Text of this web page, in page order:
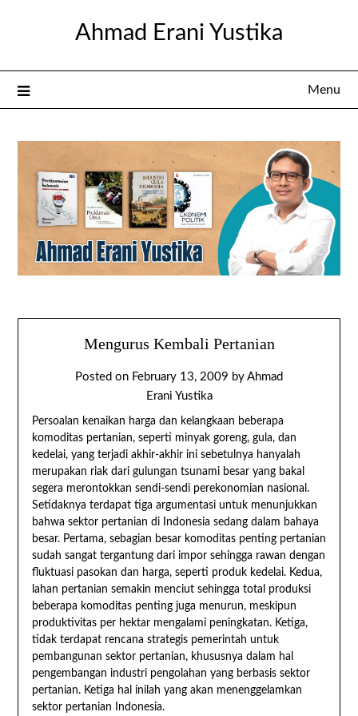
Ahmad Erani Yustika
Menu
Mengurus Kembali Pertanian
Posted on February 13, 2009 by Ahmad
Erani Yustika
Persoalan kenaikan harga dan kelangkaan beberapa
komoditas pertanian, seperti minyak goreng, gula, dan
kedelai, yang terjadi akhir-akhir ini sebetulnya hanyalah
merupakan riak dari gulungan tsunami besar yang bakal
segera merontokkan sendi-sendi perekonomian nasional.
Setidaknya terdapat tiga argumentasi untuk menunjukkan
bahwa sektor pertanian di Indonesia sedang dalam bahaya
besar. Pertama, sebagian besar komoditas penting pertanian
sudah sangat tergantung dari impor sehingga rawan dengan
fluktuasi pasokan dan harga, seperti produk kedelai. Kedua,
lahan pertanian semakin menciut sehingga total produksi
beberapa komoditas penting juga menurun, meskipun
produktivitas per hektar mengalami peningkatan. Ketiga,
tidak terdapat rencana strategis pemerintah untuk
pembangunan sektor pertanian, khususnya dalam hal
pengembangan industri pengolahan yang berbasis sektor
pertanian. Ketiga hal inilah yang akan menenggelamkan
sektor pertanian Indonesia.